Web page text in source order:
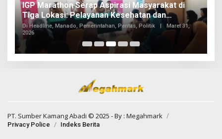
IGP Marathon Serap Aspirasi Masyarakat di
Tiga Lokasi: Pelayanan Kesehatan dan
Infrastruktur Mencuat
Di Headline, Manado, Pemerintahan, Pentas, Politik
Maret 31,
2026
PT. Sumber Kamang Abadi © 2025 - By : Megahmark
Privacy Police Indeks Berita